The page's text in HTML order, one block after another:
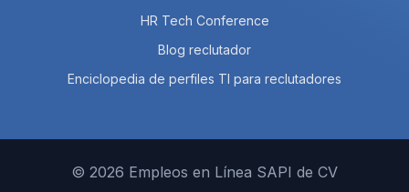
HR Tech Conference
Blog reclutador
Enciclopedia de perfiles TI para reclutadores
© 2026 Empleos en Línea SAPI de CV